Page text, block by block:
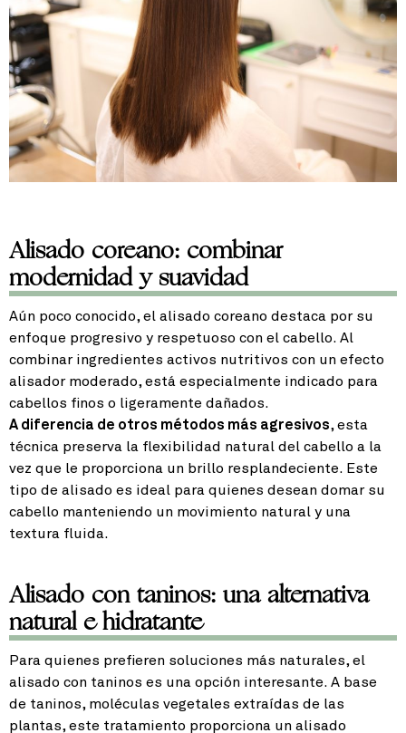
Alisado coreano: combinar
modernidad y suavidad
Aún poco conocido, el alisado coreano destaca por su
enfoque progresivo y respetuoso con el cabello. Al
combinar ingredientes activos nutritivos con un efecto
alisador moderado, está especialmente indicado para
cabellos finos o ligeramente dañados.
A diferencia de otros métodos más agresivos, esta
técnica preserva la flexibilidad natural del cabello a la
vez que le proporciona un brillo resplandeciente. Este
tipo de alisado es ideal para quienes desean domar su
cabello manteniendo un movimiento natural y una
textura fluida.
Alisado con taninos: una alternativa
natural e hidratante
Para quienes prefieren soluciones más naturales, el
alisado con taninos es una opción interesante. A base
de taninos, moléculas vegetales extraídas de las
plantas, este tratamiento proporciona un alisado